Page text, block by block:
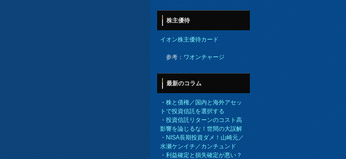
株主優待
イオン株主優待カード
参考：ワオンチャージ
最新のコラム
・株と債権／国内と海外アセッ
トで投資信託を選択する
・投資信託リターンのコスト高
影響を論じるな！世間の大誤解
・NISA長期投資ダメ！山崎元／
水瀬ケンイチ／カンチュンド
・利益確定と損失確定が悪い？